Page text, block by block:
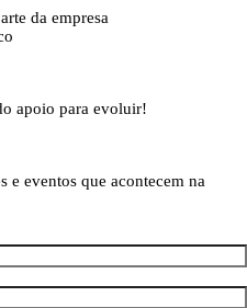
da empresa
apoio para evoluir!
e eventos que acontecem na